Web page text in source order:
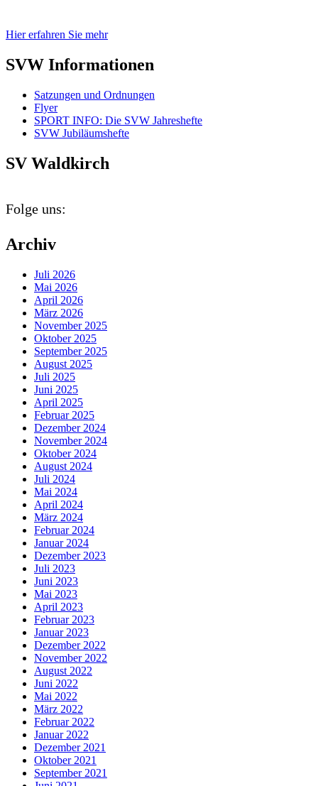
Hier erfahren Sie mehr
SVW Informationen
Satzungen und Ordnungen
Flyer
SPORT INFO: Die SVW Jahreshefte
SVW Jubiläumshefte
SV Waldkirch
Folge uns:
Archiv
Juli 2026
Mai 2026
April 2026
März 2026
November 2025
Oktober 2025
September 2025
August 2025
Juli 2025
Juni 2025
April 2025
Februar 2025
Dezember 2024
November 2024
Oktober 2024
August 2024
Juli 2024
Mai 2024
April 2024
März 2024
Februar 2024
Januar 2024
Dezember 2023
Juli 2023
Juni 2023
Mai 2023
April 2023
Februar 2023
Januar 2023
Dezember 2022
November 2022
August 2022
Juni 2022
Mai 2022
März 2022
Februar 2022
Januar 2022
Dezember 2021
Oktober 2021
September 2021